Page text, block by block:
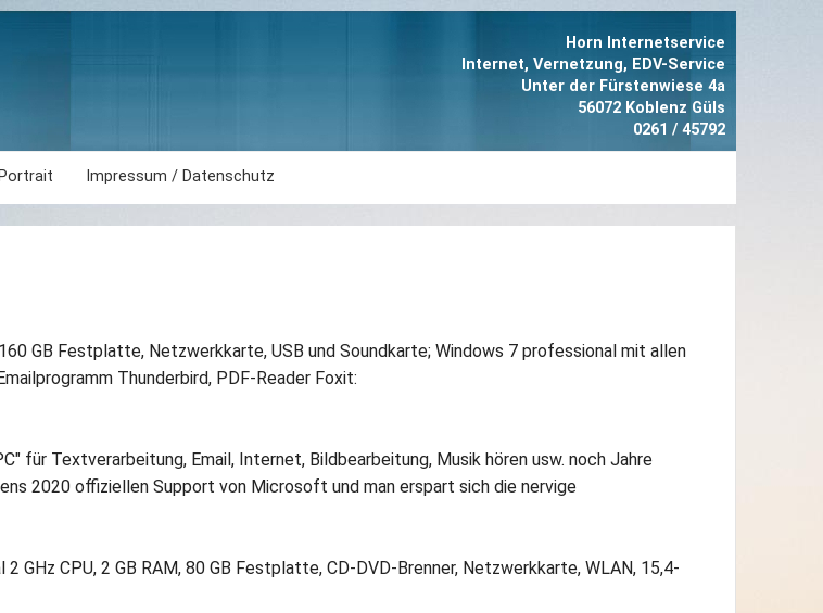
Horn Internetservice
Internet, Vernetzung, EDV-Service
Unter der Fürstenwiese 4a
56072 Koblenz Güls
0261 / 45792
Portrait Impressum / Datenschutz
GB Festplatte, Netzwerkkarte, USB und Soundkarte; Windows 7 professional mit allen
Thunderbird, PDF-Reader Foxit:
für Textverarbeitung, Email, Internet, Bildbearbeitung, Musik hören usw. noch Jahre
2020 offiziellen Support von Microsoft und man erspart sich die nervige
GHz CPU, 2 GB RAM, 80 GB Festplatte, CD-DVD-Brenner, Netzwerkkarte, WLAN, 15,4-